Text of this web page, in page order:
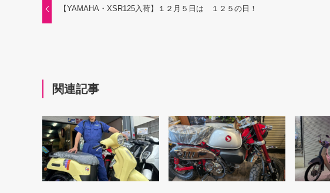
【YAMAHA・XSR125入荷】１２月５日は １２５の日！
関連記事